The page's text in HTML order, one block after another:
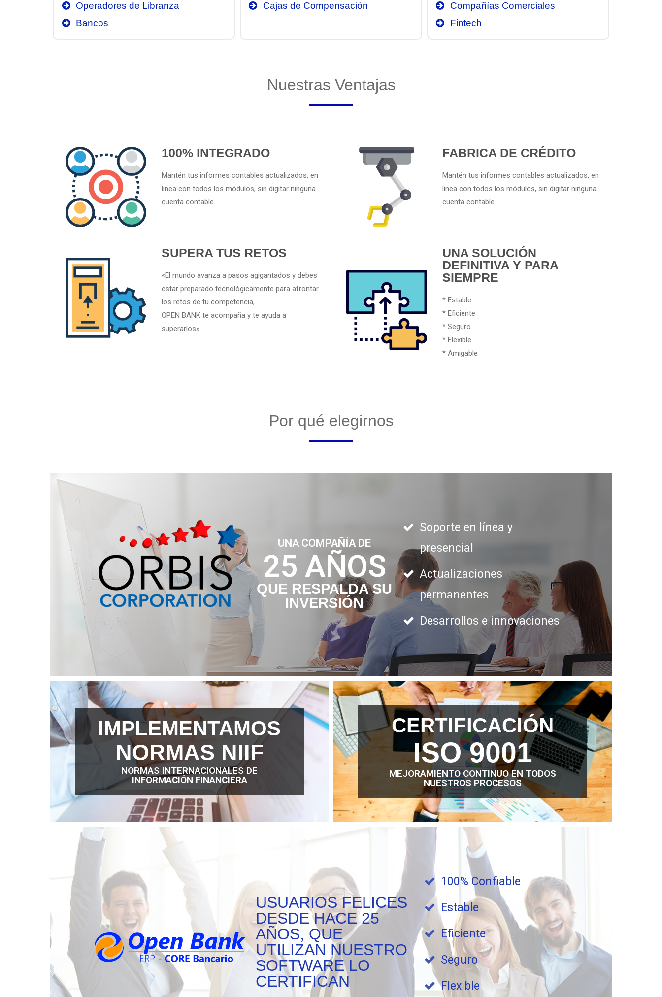
Operadores de Libranza
Bancos
Cajas de Compensación
Compañías Comerciales
Fintech
Nuestras Ventajas
100% INTEGRADO
Mantén tus informes contables actualizados, en
linea con todos los módulos, sin digitar ninguna
cuenta contable.
FABRICA DE CRÉDITO
Mantén tus informes contables actualizados, en
linea con todos los módulos, sin digitar ninguna
cuenta contable.
SUPERA TUS RETOS
«El mundo avanza a pasos agigantados y debes
estar preparado tecnológicamente para afrontar
los retos de tu competencia,
OPEN BANK te acompaña y te ayuda a
superarlos».
UNA SOLUCIÓN
DEFINITIVA Y PARA
SIEMPRE
* Estable
* Eficiente
* Seguro
* Flexible
* Amigable
Por qué elegirnos
UNA COMPAÑÍA DE
25 AÑOS
QUE RESPALDA SU
INVERSIÓN
Soporte en línea y
presencial
Actualizaciones
permanentes
Desarrollos e innovaciones
IMPLEMENTAMOS
NORMAS NIIF
NORMAS INTERNACIONALES DE
INFORMACIÓN FINANCIERA
CERTIFICACIÓN
ISO 9001
MEJORAMIENTO CONTINUO EN TODOS
NUESTROS PROCESOS
USUARIOS FELICES
DESDE HACE 25
AÑOS, QUE
UTILIZAN NUESTRO
SOFTWARE LO
CERTIFICAN
100% Confiable
Estable
Eficiente
Seguro
Flexible